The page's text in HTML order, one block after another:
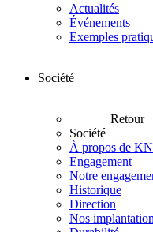
Actualités
Événements
Exemples
Société
Retour
Société
À propos de
Engagement
Notre
Historique
Direction
Nos